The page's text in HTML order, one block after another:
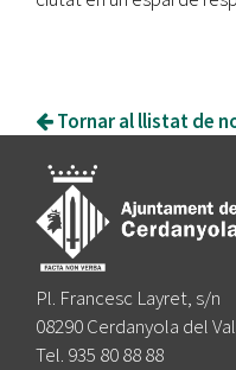
Tornar al llistat de
Pl. Francesc Layret, s/n
08290 Cerdanyola del
Tel. 935 80 88 88